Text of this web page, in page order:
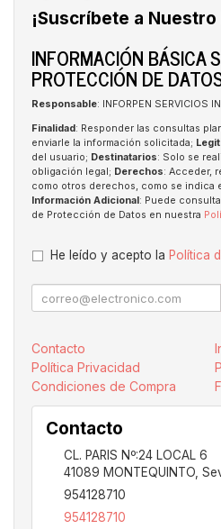
¡Suscríbete a
INFORMACIÓN BÁSICA
PROTECCIÓN DE
Responsable: INFORPEN SERVICIOS
Finalidad: Responder las consultas
enviarle la información solicitada;
del usuario; Destinatarios: Solo se
obligación legal; Derechos: Acceder,
como otros derechos, como se indica
Información Adicional: Puede
de Protección de Datos en nuestra
He leído y acepto la Política
Contacto
Política Privacidad
Condiciones de Compra
Contacto
CL. PARIS Nº:24 LOCAL 6
41089 MONTEQUINTO
954128710
954128710